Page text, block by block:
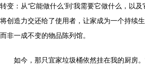
转变：从‘它能做什么’到‘我需要它做什么，以
将创造力交还给了使用者，让家成为一个持续
而非一成不变的物品陈列馆。
如今，那只宜家垃圾桶依然挂在我的厨房